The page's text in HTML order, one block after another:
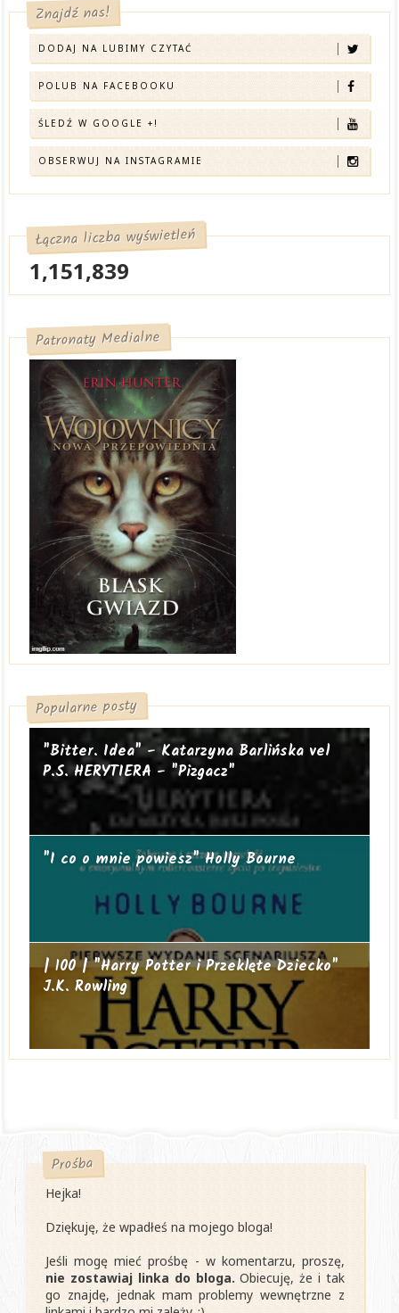
Znajdź nas!
DODAJ NA LUBIMY CZYTAĆ
POLUB NA FACEBOOKU
ŚLEDŹ W GOOGLE +!
OBSERWUJ NA INSTAGRAMIE
Łączna liczba wyświetleń
1,151,839
Patronaty Medialne
Popularne posty
"Bitter. Idea" - Katarzyna Barlińska vel
P.S. HERYTIERA - "Pizgacz"
"I co o mnie powiesz" Holly Bourne
| 100 | "Harry Potter i Przeklęte Dziecko"
J.K. Rowling
Prośba
Hejka!
Dziękuję, że wpadłeś na mojego bloga!
Jeśli mogę mieć prośbę - w komentarzu, proszę,
nie zostawiaj linka do bloga. Obiecuję, że i tak
go znajdę, jednak mam problemy wewnętrzne z